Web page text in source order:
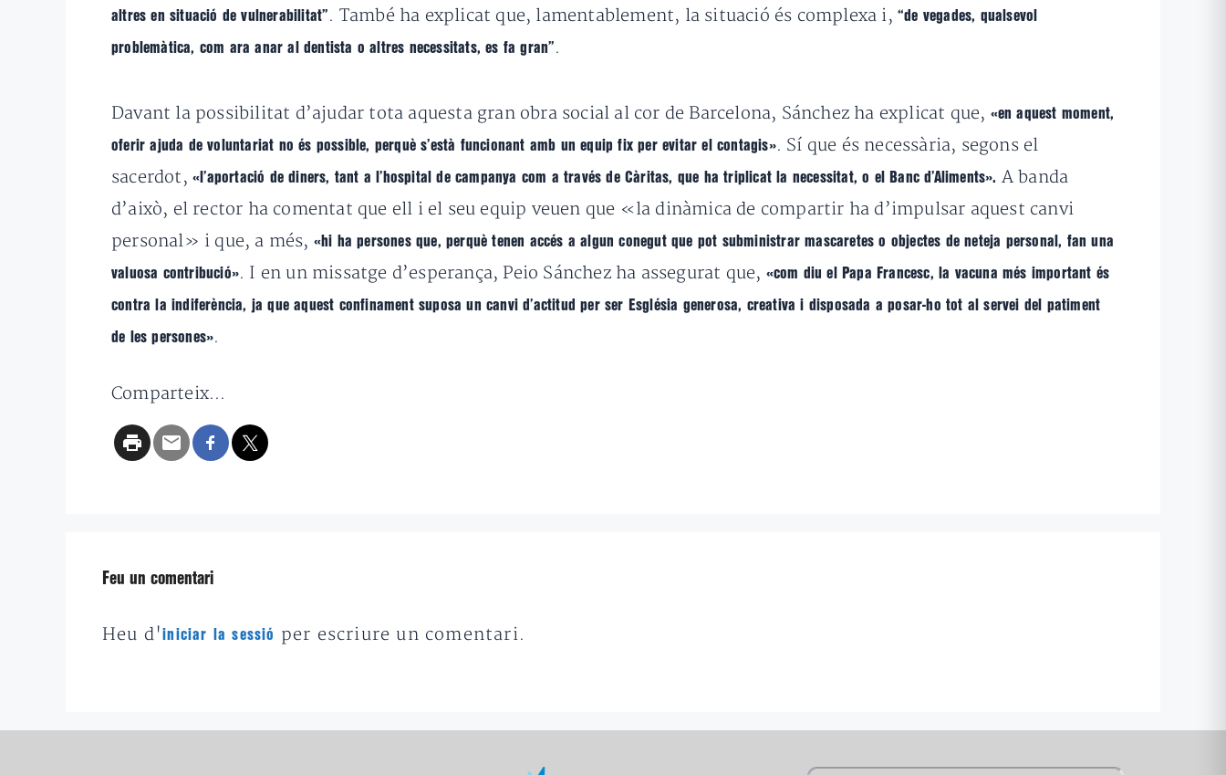
altres en situació de vulnerabilitat” . També ha explicat que, lamentablement, la situació és complexa i,“de vegades, qualsevol
problemàtica, com ara anar al dentista o altres necessitats, es fa gran” .
Davant la possibilitat d’ajudar tota aquesta gran obra social al cor de Barcelona, Sánchez ha explicat que, «en aquest moment,
oferir ajuda de voluntariat no és possible, perquè s’està funcionant amb un equip fix per evitar el contagis». Sí que és necessària, segons el
sacerdot, «l’aportació de diners, tant a l’hospital de campanya com a través de Càritas, que ha triplicat la necessitat, o el Banc d’Aliments». A banda
d’això, el rector ha comentat que ell i el seu equip veuen que «la dinàmica de compartir ha d’impulsar aquest canvi
personal» i que, a més, «hi ha persones que, perquè tenen accés a algun conegut que pot subministrar mascaretes o objectes de neteja personal, fan una
valuosa contribució». I en un missatge d’esperança, Peio Sánchez ha assegurat que, «com diu el Papa Francesc, la vacuna més important és
contra la indiferència, ja que aquest confinament suposa un canvi d’actitud per ser Església generosa, creativa i disposada a posar-ho tot al servei del patiment
de les persones».
Comparteix...
Feu un comentari
Heu d'iniciar la sessió per escriure un comentari.